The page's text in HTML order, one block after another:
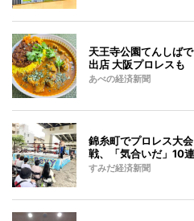
天王寺公園てんしば
出店 大阪プロレスも
あべの経済新聞
錦糸町でプロレス大
戦、「気合いだ」10
すみだ経済新聞